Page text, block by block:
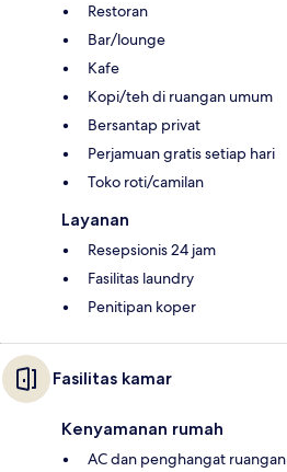
Restoran
Bar/lounge
Kafe
Kopi/teh di ruangan umum
Bersantap privat
Perjamuan gratis setiap hari
Toko roti/camilan
Layanan
Resepsionis 24 jam
Fasilitas laundry
Penitipan koper
Fasilitas kamar
Kenyamanan rumah
AC dan penghangat ruangan